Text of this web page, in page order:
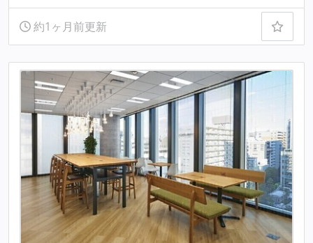
約1ヶ月前更新